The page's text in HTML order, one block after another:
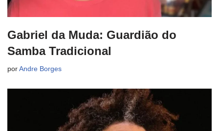
Gabriel da Muda: Guardião do
Samba Tradicional
por Andre Borges